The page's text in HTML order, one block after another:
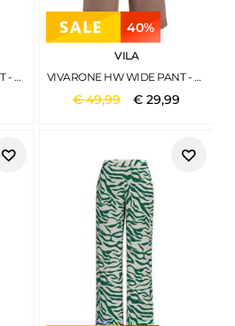
VIVARONE HW WIDE PANT - NOOS EIERSCHAL1
40%
VILA
VIVARONE HW WIDE PANT - NOOS BROWN LENTIL
€49,99 €29,99